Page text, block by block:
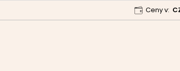
Analýzy a
Ceny v: